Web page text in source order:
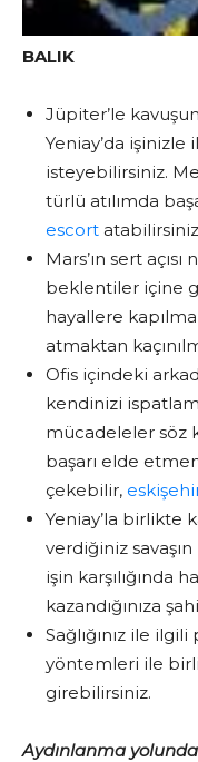
BALIK
Jüpiter’le
Yeniay’da
isteyebilirsiniz.
türlü atılımda
escort
Mars’ın sert
beklentiler içine
hayallere
atmaktan
Ofis içindeki
kendinizi
mücadeleler söz
başarı elde
çekebilir,
Yeniay’la birlikte
verdiğiniz savaşın
işin karşılığında
kazandığınıza
Sağlığınız ile
yöntemleri ile
girebilirsiniz.
Aydınlanma yolunda